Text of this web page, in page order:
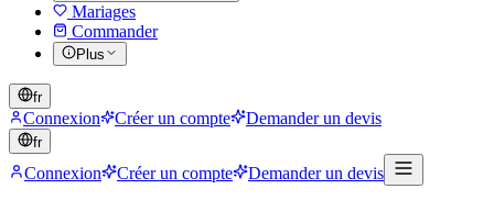
Mariages
Commander
Plus
fr
Connexion Créer un compte Demander un devis
fr
Connexion Créer un compte Demander un devis